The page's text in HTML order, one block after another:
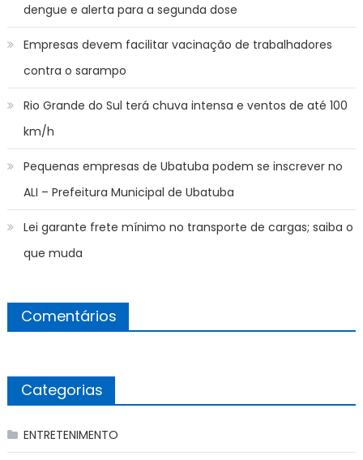
dengue e alerta para a segunda dose
Empresas devem facilitar vacinação de trabalhadores
contra o sarampo
Rio Grande do Sul terá chuva intensa e ventos de até 100
km/h
Pequenas empresas de Ubatuba podem se inscrever no
ALI – Prefeitura Municipal de Ubatuba
Lei garante frete mínimo no transporte de cargas; saiba o
que muda
Comentários
Categorias
ENTRETENIMENTO